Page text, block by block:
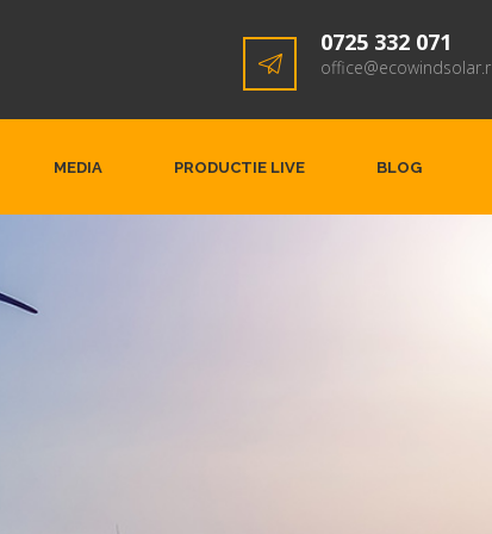
0725 332 071
MEDIA PRODUCTIE LIVE BLOG